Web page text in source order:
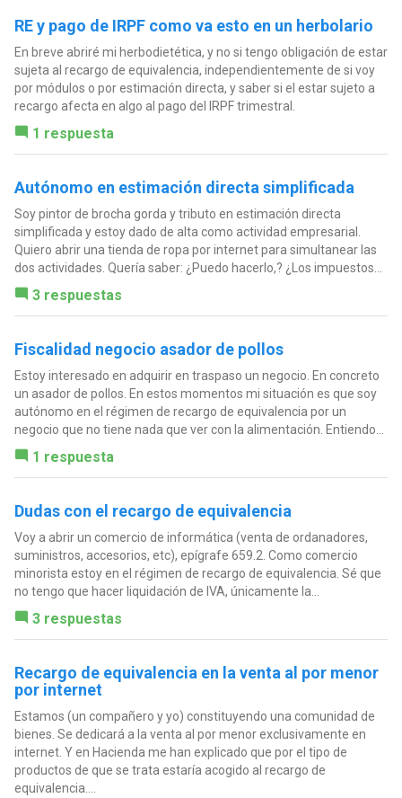
RE y pago de IRPF como va esto en un herbolario
En breve abriré mi herbodietética, y no si tengo obligación de estar
sujeta al recargo de equivalencia, independientemente de si voy
por módulos o por estimación directa, y saber si el estar sujeto a
recargo afecta en algo al pago del IRPF trimestral.
1 respuesta
Autónomo en estimación directa simplificada
Soy pintor de brocha gorda y tributo en estimación directa
simplificada y estoy dado de alta como actividad empresarial.
Quiero abrir una tienda de ropa por internet para simultanear las
dos actividades. Quería saber: ¿Puedo hacerlo,? ¿Los impuestos...
3 respuestas
Fiscalidad negocio asador de pollos
Estoy interesado en adquirir en traspaso un negocio. En concreto
un asador de pollos. En estos momentos mi situación es que soy
autónomo en el régimen de recargo de equivalencia por un
negocio que no tiene nada que ver con la alimentación. Entiendo...
1 respuesta
Dudas con el recargo de equivalencia
Voy a abrir un comercio de informática (venta de ordanadores,
suministros, accesorios, etc), epígrafe 659.2. Como comercio
minorista estoy en el régimen de recargo de equivalencia. Sé que
no tengo que hacer liquidación de IVA, únicamente la...
3 respuestas
Recargo de equivalencia en la venta al por menor
por internet
Estamos (un compañero y yo) constituyendo una comunidad de
bienes. Se dedicará a la venta al por menor exclusivamente en
internet. Y en Hacienda me han explicado que por el tipo de
productos de que se trata estaría acogido al recargo de
equivalencia....